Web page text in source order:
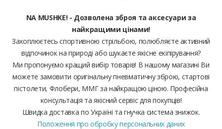
NA MUSHKE! - Дозволена зброя та аксесуари за
найкращими цінами!
Захоплюєтесь спортивною стрільбою, полюбляєте активний
відпочинок на природі або шукаєте якісне екіпірування?
Ми пропонуємо кращий вибір товарів! В нашому магазині Ви
можете замовити оригінальну пневматичну зброю, стартові
пістолети, Флобери, ММГ за найкращою ціною. Професійна
консультація та якісний сервіс для покупців!
Швидка доставка по Україні та гнучка система знижок.
Положення про обробку персональних даних